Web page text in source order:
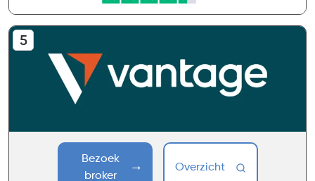
Bezoek
broker
Overzicht